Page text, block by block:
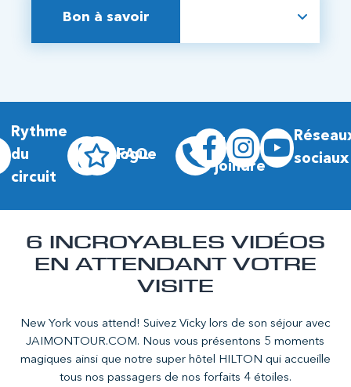
Bon à savoir
Rythme
du
circuit
Blogue
FAQ
Nous
joindre
sociaux
6 INCROYABLES VIDÉOS
EN ATTENDANT VOTRE
VISITE
New York vous attend! Suivez Vicky lors de son séjour avec
JAIMONTOUR.COM. Nous vous présentons 5 moments
magiques ainsi que notre super hôtel HILTON qui accueille
tous nos passagers de nos forfaits 4 étoiles.